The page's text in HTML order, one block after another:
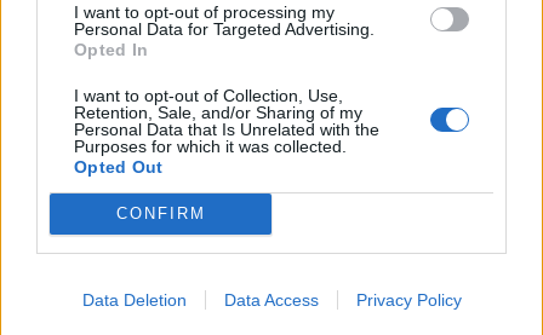
I want to opt-out of processing my
Personal Data for Targeted Advertising.
Opted In
I want to opt-out of Collection, Use,
Retention, Sale, and/or Sharing of my
Personal Data that Is Unrelated with the
Purposes for which it was collected.
Opted Out
CONFIRM
Data Deletion Data Access Privacy Policy
2026. augusztus 08., szombat